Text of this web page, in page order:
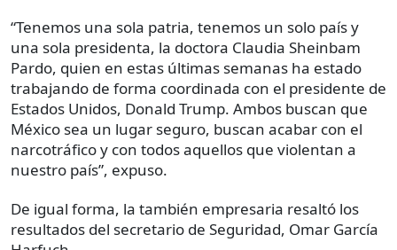
“Tenemos una sola patria, tenemos un solo país y
una sola presidenta, la doctora Claudia Sheinbam
Pardo, quien en estas últimas semanas ha estado
trabajando de forma coordinada con el presidente de
Estados Unidos, Donald Trump. Ambos buscan que
México sea un lugar seguro, buscan acabar con el
narcotráfico y con todos aquellos que violentan a
nuestro país”, expuso.
De igual forma, la también empresaria resaltó los
resultados del secretario de Seguridad, Omar García